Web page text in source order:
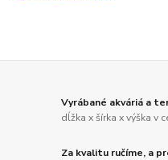
Vyrábané akváriá a
dĺžka x šírka x výška v
Za kvalitu ručíme, a